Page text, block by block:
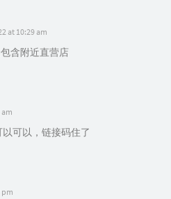
at 10:29 am
含附近直营店
可以，链接码住了
pm